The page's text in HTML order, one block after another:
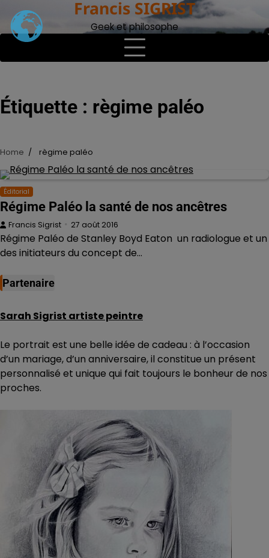
content
Francis SIGRIST
Geek et philosophe
Étiquette : règime paléo
Home règime paléo
Éditorial
Régime Paléo la santé de nos ancêtres
Francis Sigrist 27 août 2016
Régime Paléo de Stanley Boyd Eaton un radiologue et un
des initiateurs du concept de…
Partenaire
Sarah Sigrist artiste peintre
Le portrait est une belle idée de cadeau : à l’occasion
d’un mariage, d’un anniversaire, il constitue un présent
personnalisé et unique qui fait toujours le bonheur de nos
proches.